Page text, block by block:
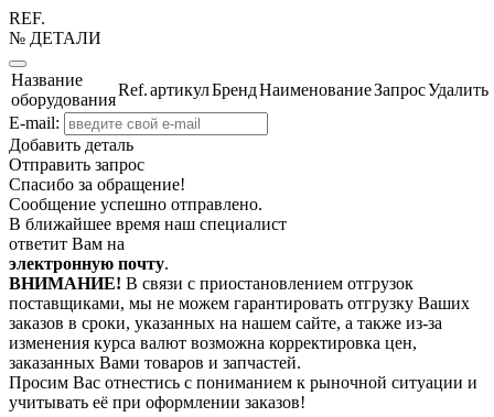
REF.
№ ДЕТАЛИ
Название
оборудования
Ref.артикулБрендНаименованиеЗапросУдалить
E-mail:
Добавить деталь
Отправить запрос
Спасибо за обращение!
Сообщение успешно отправлено.
В ближайшее время наш специалист
ответит Вам на
электронную почту.
ВНИМАНИЕ! В связи с приостановлением отгрузок
поставщиками, мы не можем гарантировать отгрузку Ваших
заказов в сроки, указанных на нашем сайте, а также из-за
изменения курса валют возможна корректировка цен,
заказанных Вами товаров и запчастей.
Просим Вас отнестись с пониманием к рыночной ситуации и
учитывать её при оформлении заказов!